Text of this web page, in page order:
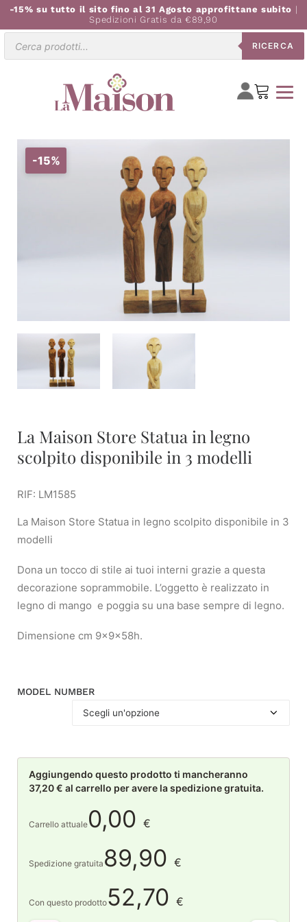
-15% su tutto il sito fino al 31 Agosto approfittane subito |
Spedizioni Gratis da €89,90
RICERCA
-15%
La Maison Store Statua in legno
scolpito disponibile in 3 modelli
RIF: LM1585
La Maison Store Statua in legno scolpito disponibile in 3
modelli
Dona un tocco di stile ai tuoi interni grazie a questa
decorazione soprammobile. L’oggetto è realizzato in
legno di mango e poggia su una base sempre di legno.
Dimensione cm 9x9x58h.
MODEL NUMBER
Aggiungendo questo prodotto ti mancheranno
37,20 € al carrello per avere la spedizione gratuita.
Carrello attuale0,00 €
Spedizione gratuita 89,90 €
Con questo prodotto52,70 €